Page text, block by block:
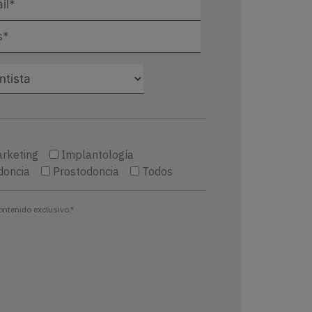
Implantología
Prostodoncia Todos
exclusivo.*